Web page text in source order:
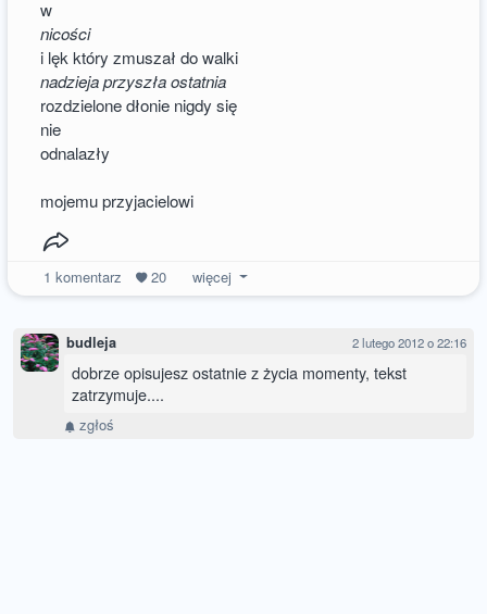
w
nicości
i lęk który zmuszał do walki
nadzieja przyszła ostatnia
rozdzielone dłonie nigdy się
nie
odnalazły
mojemu przyjacielowi
1 komentarz 20 więcej
budleja 2 lutego 2012 o 22:16
dobrze opisujesz ostatnie z życia momenty, tekst
zatrzymuje....
zgłoś